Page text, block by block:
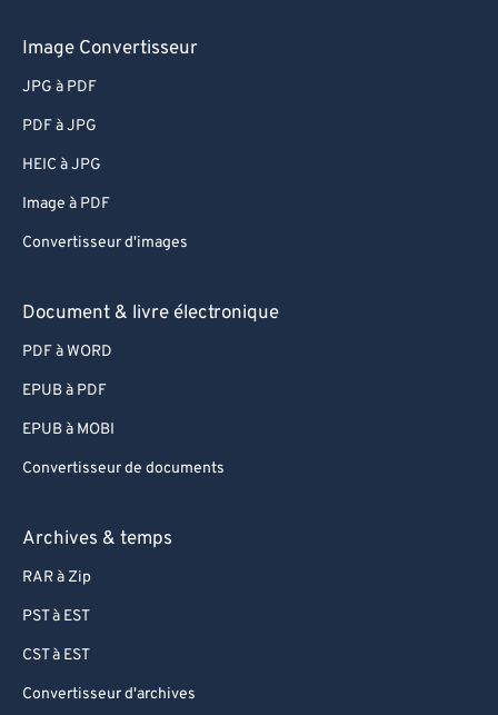
Image Convertisseur
JPG à PDF
PDF à JPG
HEIC à JPG
Image à PDF
Convertisseur d'images
Document & livre électronique
PDF à WORD
EPUB à PDF
EPUB à MOBI
Convertisseur de documents
Archives & temps
RAR à Zip
PST à EST
CST à EST
Convertisseur d'archives